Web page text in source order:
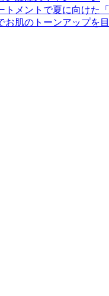
トメントで夏に向けた
お肌のトーンアップを